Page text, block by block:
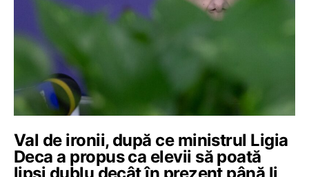
Val de ironii, după ce ministrul Ligia
Deca a propus ca elevii să poată
lipsi dublu decât în prezent până li